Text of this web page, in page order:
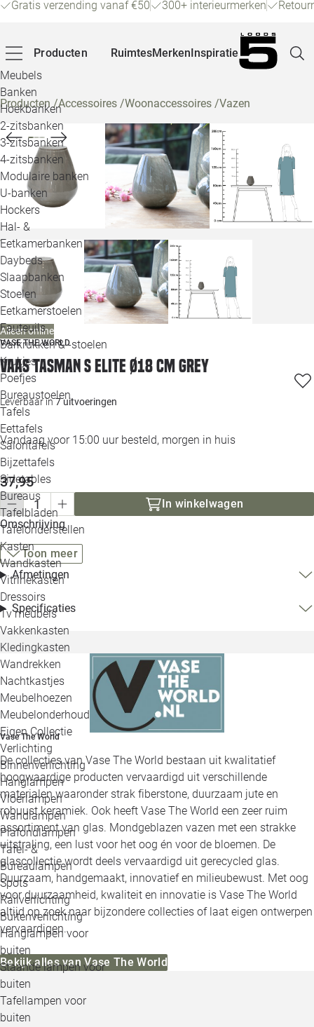
Gratis verzending vanaf €50 300+ interieurmerken
Producten
Meubels
Banken
Hoekbanken
2-zitsbanken
3-zitsbanken
4-zitsbanken
Modulaire banken
U-banken
Hockers
Hal- &
Eetkamerbanken
Daybeds
Slaapbanken
Stoelen
Eetkamerstoelen
Fauteuils
Barkrukken & -stoelen
Krukjes
Poefjes
Bureaustoelen
Tafels
Eettafels
Salontafels
Bijzettafels
Sidetables
Bureaus
Tafelbladen
Tafelonderstellen
Kasten
Wandkasten
Vitrinekasten
Dressoirs
Tv meubels
Vakkenkasten
Kledingkasten
Wandrekken
Nachtkastjes
Meubelhoezen
Meubelonderhoud
Eigen Collectie
Verlichting
Binnenverlichting
Hanglampen
Vloerlampen
Wandlampen
Plafondlampen
Tafel- &
Bureaulampen
Spots
Railverlichting
Buitenverlichting
Hanglampen voor
buiten
Staande lampen voor
buiten
Tafellampen voor
buiten
RuimtesMerkenInspiratie
Producten/Accessoires /Woonaccessoires /Vazen
Alleen online
VASE THE WORLD
Vaas Tasman S Elite Ø18 cm grey
Leverbaar in7 uitvoeringen
Vandaag voor 15:00 uur besteld, morgen in huis
37,95
In winkelwagen
Omschrijving
Toon meer
Afmetingen
Specificaties
Vase The World
De collecties van Vase The World bestaan uit kwalitatief
hoogwaardige producten vervaardigd uit verschillende
materialen waaronder strak fiberstone, duurzaam jute en
robuust keramiek. Ook heeft Vase The World een zeer ruim
assortiment van glas. Mondgeblazen vazen met een strakke
uitstraling, een lust voor het oog én voor de bloemen. De
glascollectie wordt deels vervaardigd uit gerecycled glas.
Duurzaam, handgemaakt, innovatief en milieubewust. Met oog
voor duurzaamheid, kwaliteit en innovatie is Vase The World
altijd op zoek naar bijzondere collecties of laat eigen ontwerpen
vervaardigen.
Bekijk alles van Vase The World